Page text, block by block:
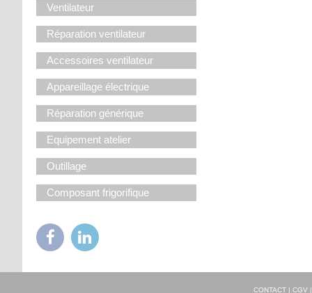
Ventilateur
Réparation ventilateur
Accessoires ventilateur
Appareillage électrique
Réparation générique
Equipement atelier
Outillage
Composant frigorifique
CONTACT| CGV|